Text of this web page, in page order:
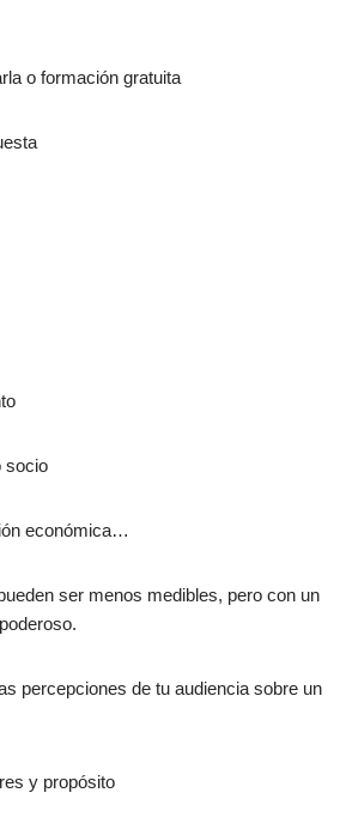
o formación gratuita
socio
económica…
ser menos medibles, pero con un
percepciones de tu audiencia sobre un
y propósito